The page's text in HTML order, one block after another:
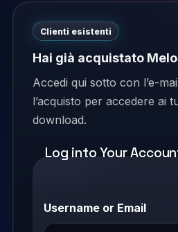
Clienti esistenti
Hai già acquistato
Accedi qui sotto con l’e-
l’acquisto per accedere ai
download.
Log into Your
Username or Email